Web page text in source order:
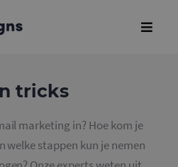
tricks
marketing in? Hoe kom je
welke stappen kun je nemen